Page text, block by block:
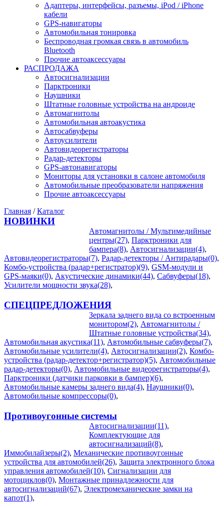
Адаптеры, интерфейсы, разъемы, iPod / iPhone
кабели
GPS-навигаторы
Автомобильная тонировка
Беспроводная громкая связь в автомобиль
Bluetooth
Прочие автоаксессуары
РАСПРОДАЖА
Автосигнализации
Парктроники
Наушники
Штатные головные устройства на андроиде
Автомагнитолы
Автомобильная автоакустика
Автосабвуферы
Автоусилители
Автовидеорегистраторы
Радар-детекторы
GPS-автонавигаторы
Мониторы для установки в салоне автомобиля
Автомобильные преобразователи напряжения
Прочие автоаксессуары
Главная /Каталог
НОВИНКИ
Автомагнитолы / Мультимедийные
центры(27), Парктроники для
бампера(8), Автосигнализации(4),
Автовидеорегистраторы(7), Радар-детекторы / Антирадары(0),
Комбо-устройства (радар+регистратор)(9), GSM-модули и
GPS-маяки(0), Акустические динамики(44), Сабвуферы(18),
Усилители мощности звука(28),
СПЕЦПРЕДЛОЖЕНИЯ
Зеркала заднего вида со встроенным
монитором(2), Автомагнитолы /
Штатные головные устройства(34),
Автомобильная акустика(11), Автомобильные сабвуферы(7),
Автомобильные усилители(4), Автосигнализации(2), Комбо-
устройства (радар-детектор+регистратор)(5), Автомобильные
радар-детекторы(0), Автомобильные видеорегистраторы(4),
Парктроники (датчики парковки в бампер)(6),
Автомобильные камеры заднего вида(4), Наушники(0),
Автомобильные компрессоры(0),
Противоугонные системы
Автосигнализации(11),
Комплектующие для
автосигнализаций(8),
Иммобилайзеры(2), Механические противоугонные
устройства для автомобилей(26), Защита электронного блока
управления автомобилей(10), Сигнализации для
мотоциклов(0), Монтажные принадлежности для
автосигнализаций(67), Электромеханические замки на
капот(1),